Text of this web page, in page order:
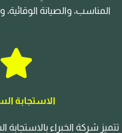
المناسب، والصيانة
الاستجابة
تتميز شركة الخبراء بالاستجابة